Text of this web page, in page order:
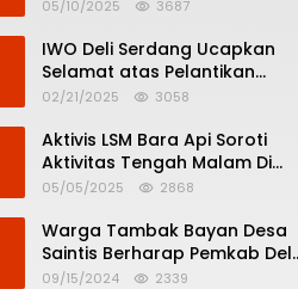
05/10/2025 3687
IWO Deli Serdang Ucapkan
Selamat atas Pelantikan
Bupati dan Wakil Bupati Deli
02/21/2025 3058
Aktivis LSM Bara Api Soroti
Aktivitas Tengah Malam Di
SPBU 14.213.228 Bandar Tinggi
05/05/2025 2868
Warga Tambak Bayan Desa
Saintis Berharap Pemkab Deli
Serdang Atasi Banjir
09/15/2024 2339